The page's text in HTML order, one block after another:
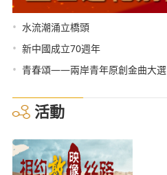
• 水流潮涌立橋頭
• 新中國成立70週年
• 青春頌——兩岸青年原創金曲大選
活動